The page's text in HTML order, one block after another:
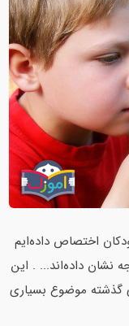
اختصاص داده‌ایم
نشان داده‌اند... . این
گذشته موضوع بسیاری